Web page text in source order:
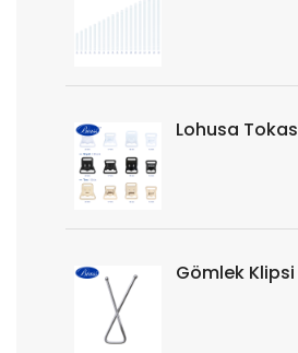
Lohusa
Gömlek Klipsi